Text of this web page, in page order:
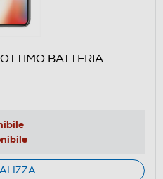
BATTERIA